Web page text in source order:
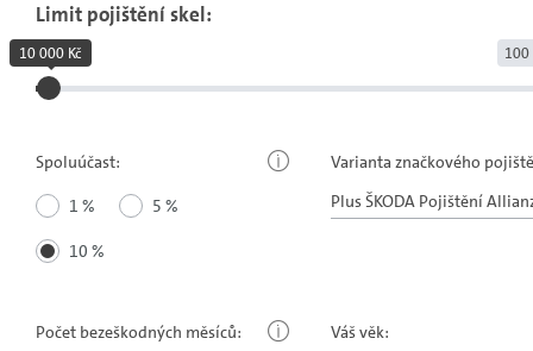
Varianta značkového
Limit pojištění skel:
100
10 000 Kč
Spoluúčast:
1 % 5 %
10 %
Váš věk:
Počet bezeškodných měsíců: